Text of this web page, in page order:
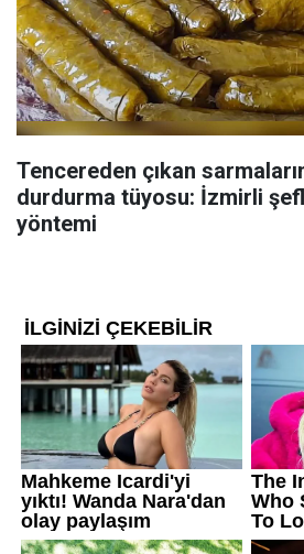
Tencereden çıkan
durdurma tüyosu: İzmirli
yöntemi